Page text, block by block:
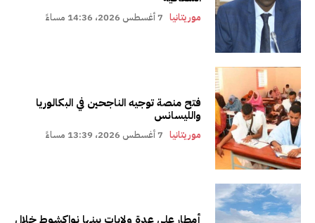
موريتانيا 7 أغسطس 2026، 14:36 مساءً
فتح منصة توجيه الناجحين في البكالوريا
والليسانس
موريتانيا 7 أغسطس 2026، 13:39 مساءً
أمطار على عدة ولايات بينها نواكشوط خلال